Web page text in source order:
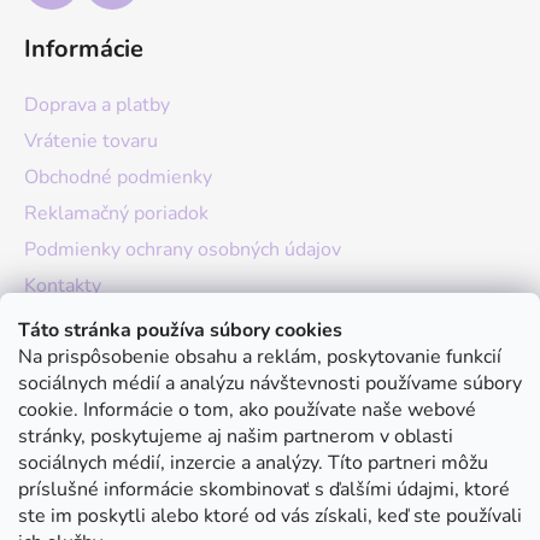
Táto stránka používa súbory cookies
Na prispôsobenie obsahu a reklám, poskytovanie funkcií
sociálnych médií a analýzu návštevnosti používame súbory
cookie. Informácie o tom, ako používate naše webové
stránky, poskytujeme aj našim partnerom v oblasti
sociálnych médií, inzercie a analýzy. Títo partneri môžu
príslušné informácie skombinovať s ďalšími údajmi, ktoré
ste im poskytli alebo ktoré od vás získali, keď ste používali
Informácie
Doprava a platby
Vrátenie tovaru
Obchodné podmienky
Reklamačný poriadok
Podmienky ochrany osobných údajov
Kontakty
O nás
Hodnotenie obchodu
Moja objednávka
Instagram